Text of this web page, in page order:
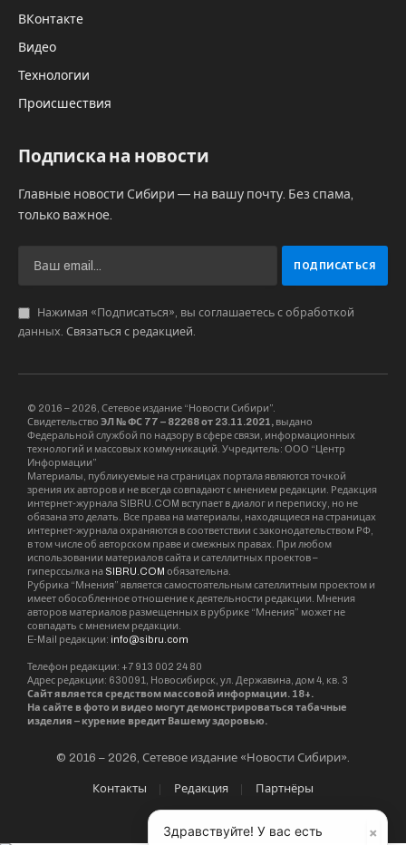
ВКонтакте
Видео
Технологии
Происшествия
Подписка на новости
Главные новости Сибири — на вашу почту. Без спама,
только важное.
Нажимая «Подписаться», вы соглашаетесь с обработкой
данных. Связаться с редакцией.
© 2016 – 2026, Сетевое издание “Новости Сибири”.
Свидетельство ЭЛ № ФС 77 – 82268 от 23.11.2021, выдано
Федеральной службой по надзору в сфере связи, информационных
технологий и массовых коммуникаций. Учредитель: ООО “Центр
Информации”
Материалы, публикуемые на страницах портала являются точкой
зрения их авторов и не всегда совпадают с мнением редакции. Редакция
интернет-журнала SIBRU.COM вступает в диалог и переписку, но не
обязана это делать. Все права на материалы, находящиеся на страницах
интернет-журнала охраняются в соответствии с законодательством РФ,
в том числе об авторском праве и смежных правах. При любом
использовании материалов сайта и сателлитных проектов –
гиперссылка на SIBRU.COM обязательна.
Рубрика “Мнения” является самостоятельным сателлитным проектом и
имеет обособленное отношение к деятельности редакции. Мнения
авторов материалов размещенных в рубрике “Мнения” может не
совпадать с мнением редакции.
E-Mail редакции: info@sibru.com
Телефон редакции: +7 913 002 24 80
Адрес редакции: 630091, Новосибирск, ул. Державина, дом 4, кв. 3
Сайт является средством массовой информации. 18+.
На сайте в фото и видео могут демонстрироваться табачные
изделия – курение вредит Вашему здоровью.
© 2016 – 2026, Сетевое издание «Новости Сибири».
Контакты Редакция Партнёры
×
Здравствуйте! У вас есть